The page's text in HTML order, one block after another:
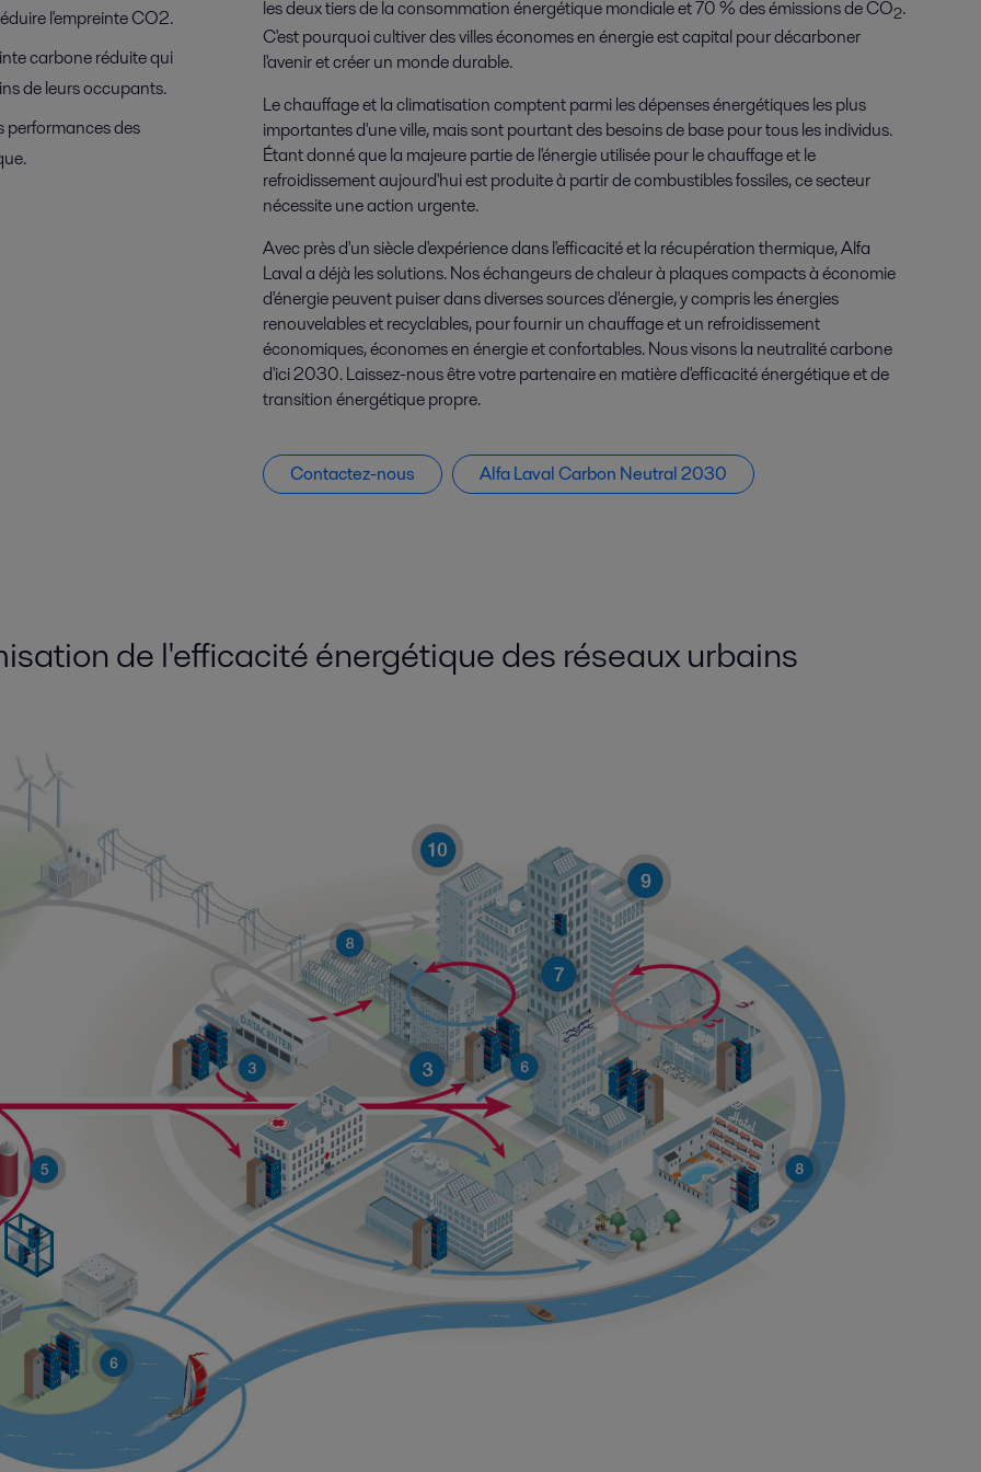
l'empreinte CO2.
carbone réduite qui
de leurs occupants.
performances des
les deux tiers de la consommation énergétique mondiale et 70 % des émissions de CO2.
C'est pourquoi cultiver des villes économes en énergie est capital pour décarboner
l'avenir et créer un monde durable.
Le chauffage et la climatisation comptent parmi les dépenses énergétiques les plus
importantes d'une ville, mais sont pourtant des besoins de base pour tous les individus.
Étant donné que la majeure partie de l'énergie utilisée pour le chauffage et le
refroidissement aujourd'hui est produite à partir de combustibles fossiles, ce secteur
nécessite une action urgente.
Avec près d'un siècle d'expérience dans l'efficacité et la récupération thermique, Alfa
Laval a déjà les solutions. Nos échangeurs de chaleur à plaques compacts à économie
d'énergie peuvent puiser dans diverses sources d'énergie, y compris les énergies
renouvelables et recyclables, pour fournir un chauffage et un refroidissement
économiques, économes en énergie et confortables. Nous visons la neutralité carbone
d'ici 2030. Laissez-nous être votre partenaire en matière d'efficacité énergétique et de
transition énergétique propre.
Contactez-nous Alfa Laval Carbon Neutral 2030
de l'efficacité énergétique des réseaux urbains